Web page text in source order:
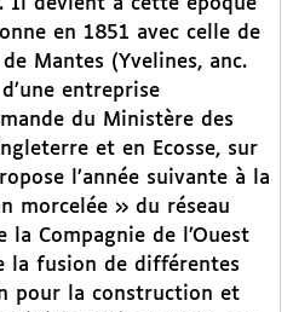
Il devient à cette époque
en 1851 avec celle de
Mantes (Yvelines, anc.
entreprise
du Ministère des
et en Ecosse, sur
l’année suivante à la
morcelée » du réseau
Compagnie de l’Ouest
la fusion de différentes
pour la construction et